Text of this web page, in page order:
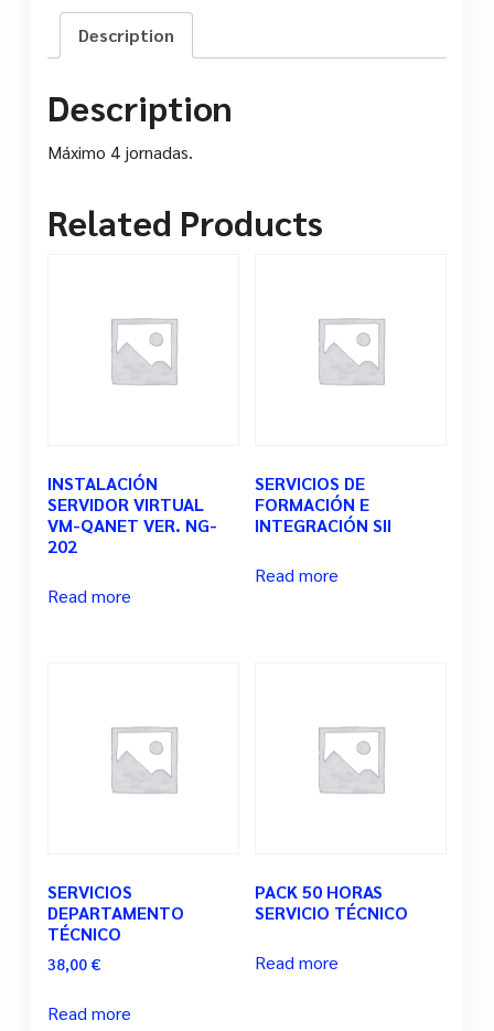
Description
Description
Máximo 4 jornadas.
Related Products
INSTALACIÓN
SERVIDOR VIRTUAL
VM-QANET VER. NG-
202
Read more
SERVICIOS DE
FORMACIÓN E
INTEGRACIÓN SII
Read more
SERVICIOS
DEPARTAMENTO
TÉCNICO
38,00 €
Read more
PACK 50 HORAS
SERVICIO TÉCNICO
Read more